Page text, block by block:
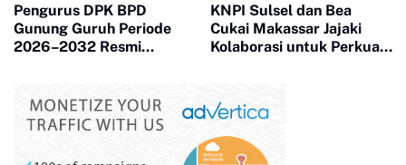
Pengurus DPK BPD
Gunung Guruh Periode
2026–2032 Resmi
KNPI Sulsel dan Bea
Cukai Makassar Jajaki
Kolaborasi untuk Perkuat